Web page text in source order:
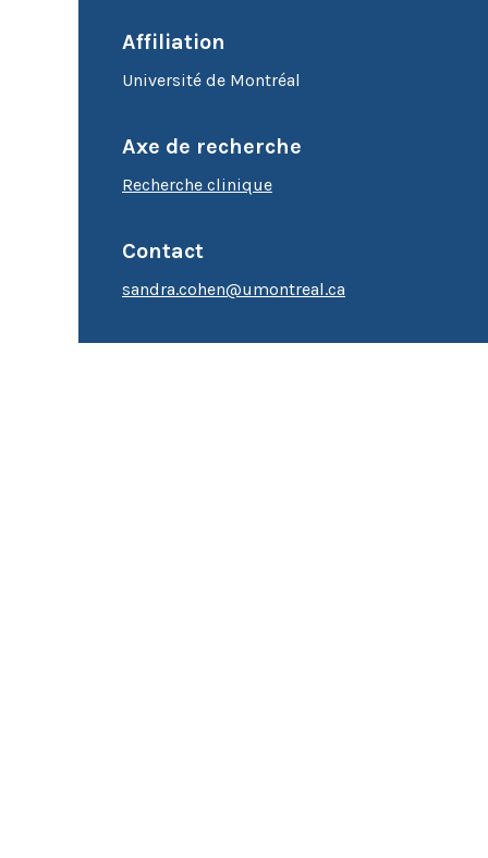
Microscopie
Affiliation
Université de Montréal
Axe de recherche
Recherche clinique
Contact
sandra.cohen@umontreal.ca